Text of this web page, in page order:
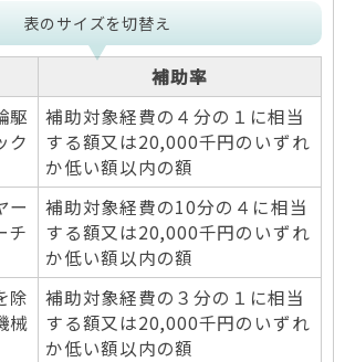
表のサイズを切替え
補助率
駆
ク
補助対象経費の４分の１に相当
する額又は20,000千円のいずれ
か低い額以内の額
ー
チ
補助対象経費の10分の４に相当
する額又は20,000千円のいずれ
か低い額以内の額
除
械
補助対象経費の３分の１に相当
する額又は20,000千円のいずれ
か低い額以内の額